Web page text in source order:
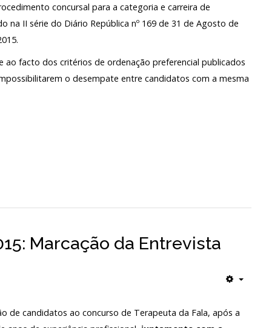
concursal para a categoria e carreira de
na II série do Diário República nº 169 de 31 de Agosto de
ao facto dos critérios de ordenação preferencial publicados
o desempate entre candidatos com a mesma
Marcação da Entrevista
de candidatos ao concurso de Terapeuta da Fala, após a